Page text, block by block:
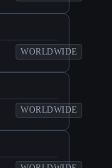
WORLDWIDE
WORLDWIDE